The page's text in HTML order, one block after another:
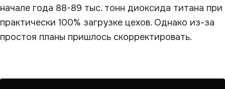
начале года 88-89 тыс. тонн диоксида титана при
практически 100% загрузке цехов. Однако из-за
простоя планы пришлось скорректировать.